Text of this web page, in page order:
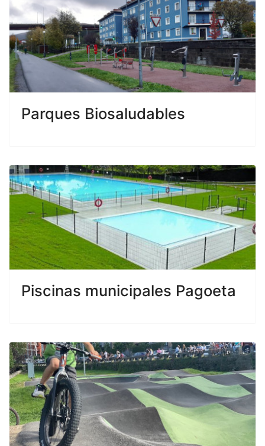
Parques Biosaludables
Piscinas municipales Pagoeta